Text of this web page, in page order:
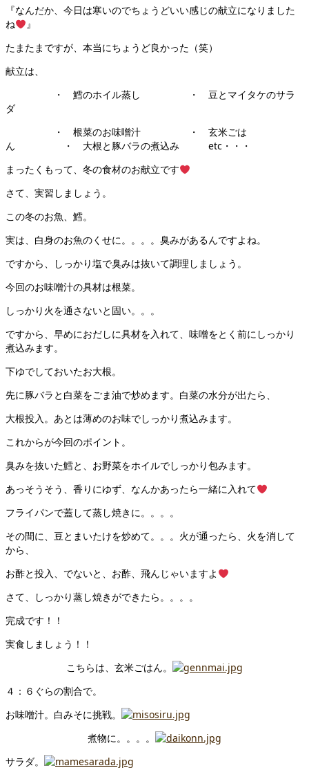
『なんだか、今日は寒いのでちょうどいい感じの献立になりました
ね
』
たまたまですが、本当にちょうど良かった（笑）
献立は、
・ 鱈のホイル蒸し ・ 豆とマイタケのサラ
ダ
・ 根菜のお味噌汁 ・ 玄米ごは
ん ・ 大根と豚バラの煮込み etc・・・
まったくもって、冬の食材のお献立です
さて、実習しましょう。
この冬のお魚、鱈。
実は、白身のお魚のくせに。。。。臭みがあるんですよね。
ですから、しっかり塩で臭みは抜いて調理しましょう。
今回のお味噌汁の具材は根菜。
しっかり火を通さないと固い。。。
ですから、早めにおだしに具材を入れて、味噌をとく前にしっかり
煮込みます。
下ゆでしておいたお大根。
先に豚バラと白菜をごま油で炒めます。白菜の水分が出たら、
大根投入。あとは薄めのお味でしっかり煮込みます。
これからが今回のポイント。
臭みを抜いた鱈と、お野菜をホイルでしっかり包みます。
あっそうそう、香りにゆず、なんかあったら一緒に入れて
フライパンで蓋して蒸し焼きに。。。。
その間に、豆とまいたけを炒めて。。。火が通ったら、火を消して
から、
お酢と投入、でないと、お酢、飛んじゃいますよ
さて、しっかり蒸し焼きができたら。。。。
完成です！！
実食しましょう！！
こちらは、玄米ごはん。
４：６ぐらの割合で。
お味噌汁。白みそに挑戦。
煮物に。。。。
サラダ。